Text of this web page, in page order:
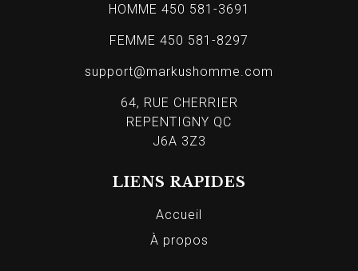
HOMME 450 581-3691
FEMME 450 581-8297
support@markushomme.com
64, RUE CHERRIER
REPENTIGNY QC
J6A 3Z3
LIENS RAPIDES
Accueil
À propos